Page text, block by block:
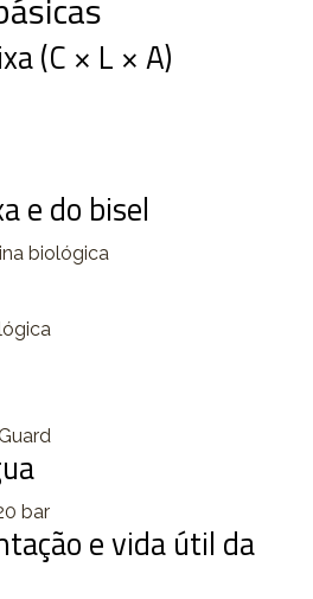
(C × L × A)
e do bisel
biológica
bar
e vida útil da